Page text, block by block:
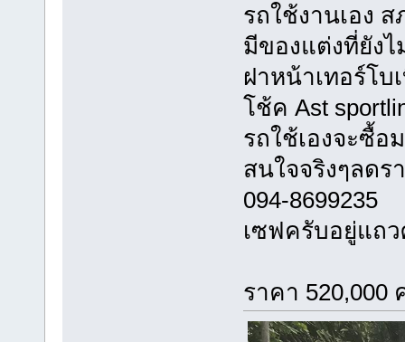
รถใช้งานเอง
มีของแต่งที่ยังไ
ฝาหน้าเทอร์โบ
โช้ค Ast
รถใช้เองจะซื้
สนใจจริงๆลดร
094-8699235
เซฟครับอยู่แถ
ราคา 520,000